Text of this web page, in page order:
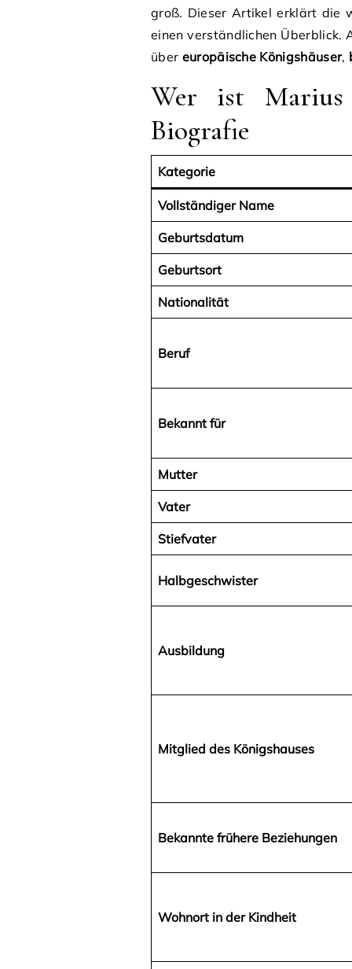
groß. Dieser Artikel erklärt die
einen verständlichen Überblick.
über europäische Königshäuser,
Wer ist
Biografie
Kategorie
Vollständiger Name
Geburtsdatum
Geburtsort
Nationalität
Beruf
Bekannt für
Mutter
Vater
Stiefvater
Halbgeschwister
Ausbildung
Mitglied des Königshauses
Bekannte frühere Beziehungen
Wohnort in der Kindheit